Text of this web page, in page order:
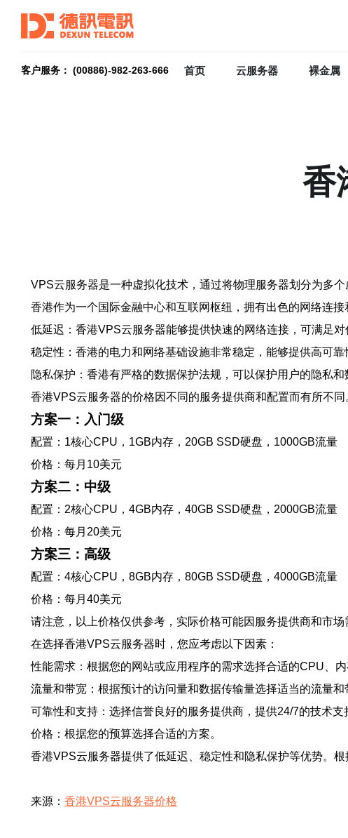
客户服务： (00886)-982-263-666 首页 云服务器 裸金属
香
VPS云服务器是一种虚拟化技术，通过将物理服务器划分为多
香港作为一个国际金融中心和互联网枢纽，拥有出色的网络连
低延迟：香港VPS云服务器能够提供快速的网络连接，可满足对
稳定性：香港的电力和网络基础设施非常稳定，能够提供高可靠
隐私保护：香港有严格的数据保护法规，可以保护用户的隐私和
香港VPS云服务器的价格因不同的服务提供商和配置而有所不
方案一：入门级
配置：1核心CPU，1GB内存，20GB SSD硬盘，1000GB流量
价格：每月10美元
方案二：中级
配置：2核心CPU，4GB内存，40GB SSD硬盘，2000GB流量
价格：每月20美元
方案三：高级
配置：4核心CPU，8GB内存，80GB SSD硬盘，4000GB流量
价格：每月40美元
请注意，以上价格仅供参考，实际价格可能因服务提供商和市场
在选择香港VPS云服务器时，您应考虑以下因素：
性能需求：根据您的网站或应用程序的需求选择合适的CPU、内
流量和带宽：根据预计的访问量和数据传输量选择适当的流量和
可靠性和支持：选择信誉良好的服务提供商，提供24/7的技术支
价格：根据您的预算选择合适的方案。
香港VPS云服务器提供了低延迟、稳定性和隐私保护等优势。
来源： 香港VPS云服务器价格